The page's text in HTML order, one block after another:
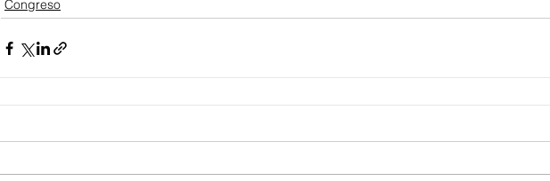
Congreso